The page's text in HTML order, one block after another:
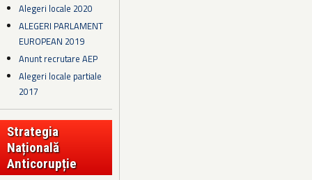
Alegeri locale 2020
ALEGERI PARLAMENT
EUROPEAN 2019
Anunt recrutare AEP
Alegeri locale partiale
2017
Strategia
Națională
Anticorupție